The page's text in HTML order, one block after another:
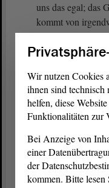
uns das egal; das
kommt von
Heuchelei sein!
Zum Thema Maut
welche Sachen
bezahlt werden
werden, von den
ausländischen
wir
Wir nutzen Cookies
ihnen sind technisch
helfen, diese
Funktionalitäten zur
Bei Anzeige von
einer
der
kommen. Bitte